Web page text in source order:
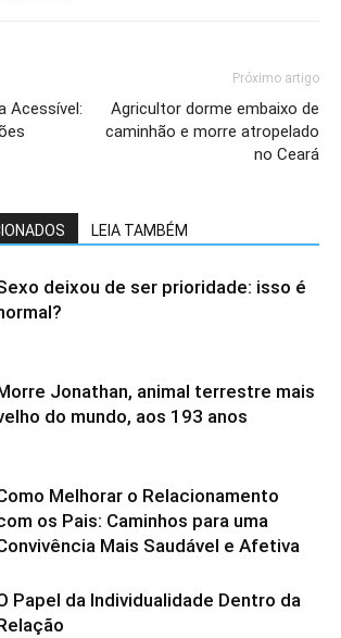
Acessível:
Próximo artigo
Agricultor dorme embaixo de
caminhão e morre atropelado
no Ceará
LEIA TAMBÉM
deixou de ser prioridade: isso é
Jonathan, animal terrestre mais
do mundo, aos 193 anos
Melhorar o Relacionamento
os Pais: Caminhos para uma
Mais Saudável e Afetiva
Papel da Individualidade Dentro da